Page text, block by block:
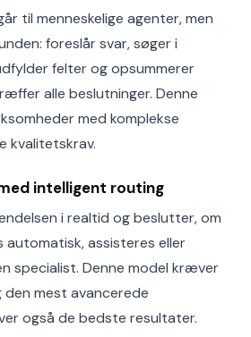
til menneskelige agenter, men
foreslår svar, søger i
felter og opsummerer
alle beslutninger. Denne
med komplekse
kvalitetskrav.
intelligent routing
i realtid og beslutter, om
automatisk, assisteres eller
specialist. Denne model kræver
mest avancerede
også de bedste resultater.